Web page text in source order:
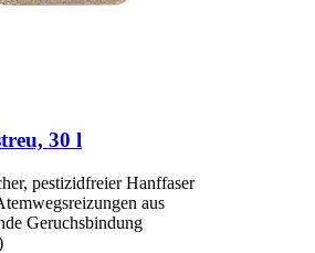
30 l
pestizidfreier Hanffaser
aus
Geruchsbindung